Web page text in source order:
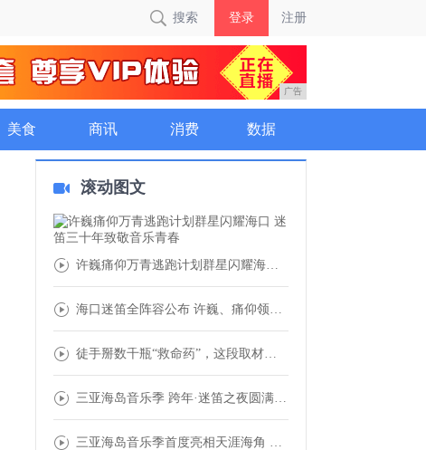
搜索 登录 注册
广告
美食 商讯 消费 数据
滚动图文
许巍痛仰万青逃跑计划群星闪耀海口 迷笛三十
海口迷笛全阵容公布 许巍、痛仰领衔60余组
徒手掰数千瓶“救命药”，这段取材于真实发生
三亚海岛音乐季 跨年·迷笛之夜圆满收官
三亚海岛音乐季首度亮相天涯海角 跨年狂欢迷